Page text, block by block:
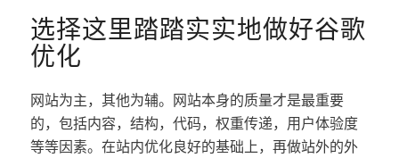
选择这里踏踏实实地做好谷歌
优化
网站为主，其他为辅。网站本身的质量才是最重要
的，包括内容，结构，代码，权重传递，用户体验度
等等因素。在站内优化良好的基础上，再做站外的外